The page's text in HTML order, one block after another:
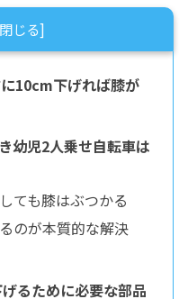
10cm下げれば膝が
幼児2人乗せ自転車は
ても膝はぶつかる
のが本質的な解決
るために必要な部品